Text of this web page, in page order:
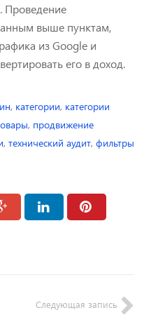
Проведение
выше пунктам,
из Google и
его в доход.
, категории, категории
, продвижение
, технический аудит, фильтры
Следующая запись